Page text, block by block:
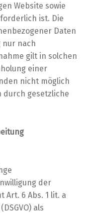
Website sowie
ist. Die
Daten
nur nach
gilt in solchen
einer
nicht möglich
durch gesetzliche
der
6 Abs. 1 lit. a
als